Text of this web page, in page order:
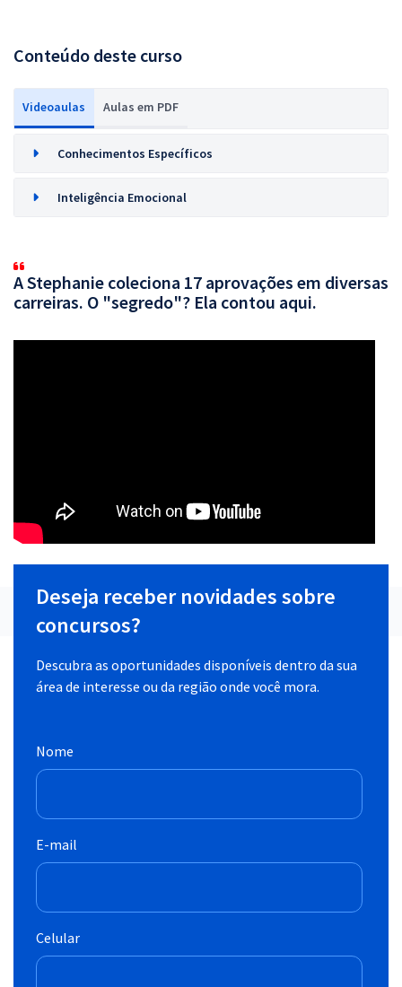
Conteúdo deste curso
Videoaulas Aulas em PDF
Conhecimentos Específicos
Inteligência Emocional
A Stephanie coleciona 17 aprovações em diversas
carreiras. O "segredo"? Ela contou aqui.
Deseja receber novidades sobre
concursos?
Descubra as oportunidades disponíveis dentro da sua
área de interesse ou da região onde você mora.
Nome
E-mail
Celular